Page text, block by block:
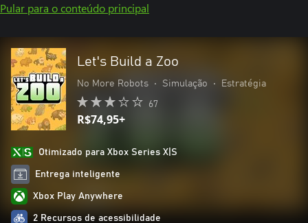
Pular para o conteúdo principal
Let's Build a Zoo
No More Robots • Simulação • Estratégia
67
R$74,95+
Otimizado para Xbox Series X|S
Entrega inteligente
Xbox Play Anywhere
2 Recursos de acessibilidade